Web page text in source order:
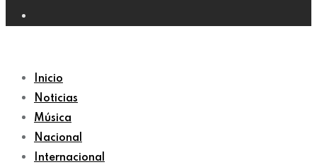
Inicio
Noticias
Música
Nacional
Internacional